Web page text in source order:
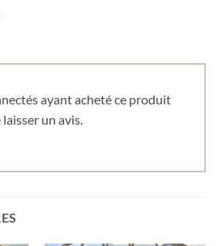
ayant acheté ce produit
un avis.